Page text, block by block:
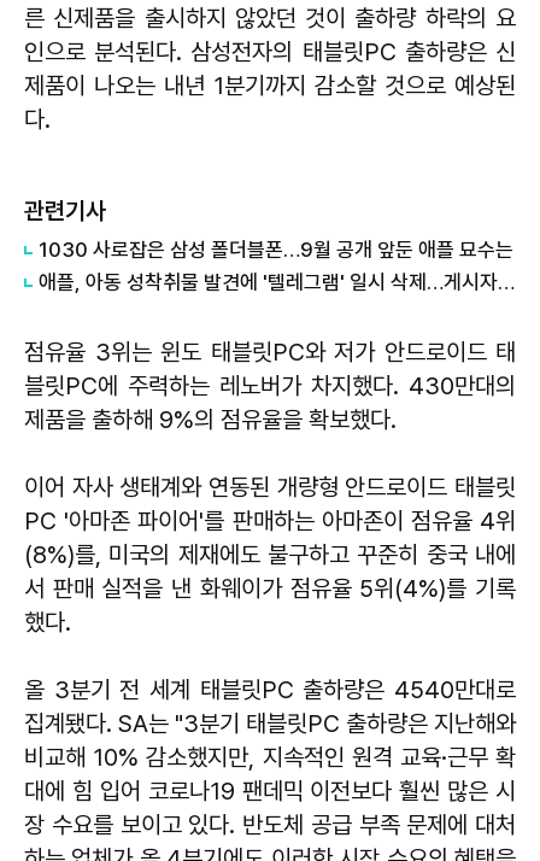
른 신제품을 출시하지 않았던 것이 출하량 하락의 요
인으로 분석된다. 삼성전자의 태블릿PC 출하량은 신
제품이 나오는 내년 1분기까지 감소할 것으로 예상된
다.
관련기사
1030 사로잡은 삼성 폴더블폰…9월 공개 앞둔 애플 묘수는
애플, 아동 성착취물 발견에 '텔레그램' 일시 삭제…게시자 차단 후 복구
점유율 3위는 윈도 태블릿PC와 저가 안드로이드 태
블릿PC에 주력하는 레노버가 차지했다. 430만대의
제품을 출하해 9%의 점유율을 확보했다.
이어 자사 생태계와 연동된 개량형 안드로이드 태블릿
PC '아마존 파이어'를 판매하는 아마존이 점유율 4위
(8%)를, 미국의 제재에도 불구하고 꾸준히 중국 내에
서 판매 실적을 낸 화웨이가 점유율 5위(4%)를 기록
했다.
올 3분기 전 세계 태블릿PC 출하량은 4540만대로
집계됐다. SA는 "3분기 태블릿PC 출하량은 지난해와
비교해 10% 감소했지만, 지속적인 원격 교육·근무 확
대에 힘 입어 코로나19 팬데믹 이전보다 훨씬 많은 시
장 수요를 보이고 있다. 반도체 공급 부족 문제에 대처